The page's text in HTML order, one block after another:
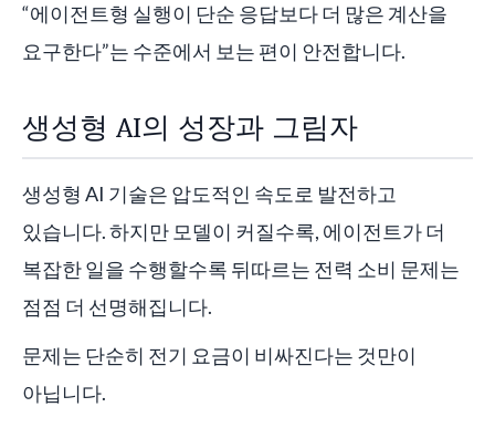
“에이전트형 실행이 단순 응답보다 더 많은 계산을
요구한다”는 수준에서 보는 편이 안전합니다.
생성형 AI의 성장과 그림자
생성형 AI 기술은 압도적인 속도로 발전하고
있습니다. 하지만 모델이 커질수록, 에이전트가 더
복잡한 일을 수행할수록 뒤따르는 전력 소비 문제는
점점 더 선명해집니다.
문제는 단순히 전기 요금이 비싸진다는 것만이
아닙니다.